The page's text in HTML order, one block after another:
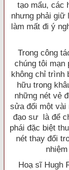
tạo mẩu, các
nhưng phải giữ
làm mất đi ý
Trong công
chúng tôi mạn
không chỉ trình
hữu trong
những nét vẻ
sửa đổi một vài
đạo sư là để
phái đặc biệt
nét thay đổi
Hoạ sĩ Hugh